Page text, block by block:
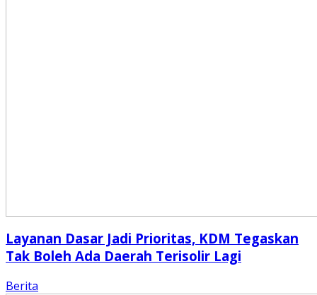
Layanan Dasar Jadi Prioritas, KDM Tegaskan
Tak Boleh Ada Daerah Terisolir Lagi
Berita